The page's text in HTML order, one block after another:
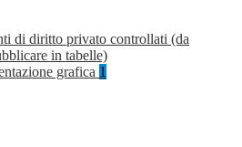
di diritto privato controllati (da
in tabelle)
grafica 1